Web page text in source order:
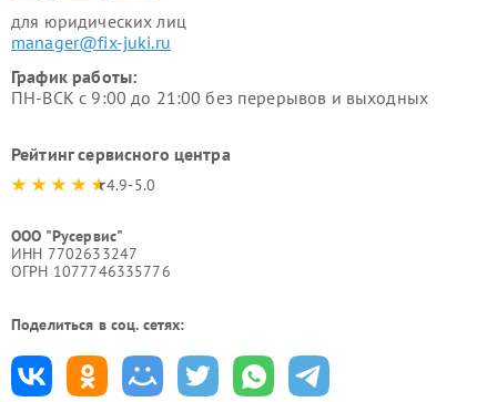
для юридических лиц
manager@fix-juki.ru
График работы:
ПН-ВСК с 9:00 до 21:00 без перерывов и выходных
Рейтинг сервисного центра
4.9-5.0
ООО "Русервис"
ИНН 7702633247
ОГРН 1077746335776
Поделиться в соц. сетях: